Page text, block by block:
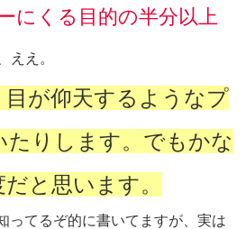
にくる目的の半分以上
、ええ。
が仰天するようなプ
たりします。でもかな
と思います。
ってるぞ的に書いてますが、実は